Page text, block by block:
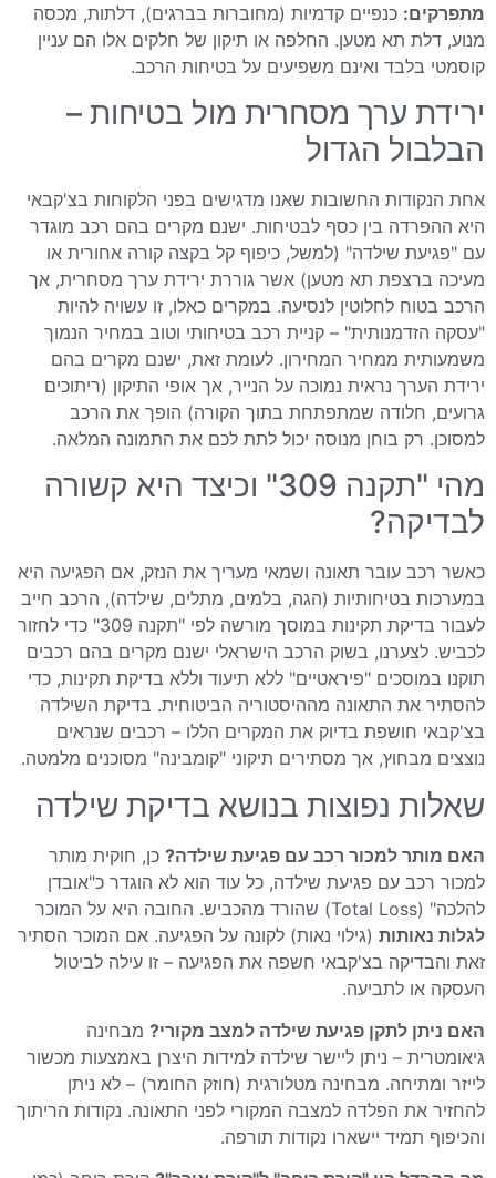
מתפרקים: כנפיים קדמיות (מחוברות בברגים), דלתות, מכסה
מנוע, דלת תא מטען. החלפה או תיקון של חלקים אלו הם עניין
קוסמטי בלבד ואינם משפיעים על בטיחות הרכב.
ירידת ערך מסחרית מול בטיחות –
הבלבול הגדול
אחת הנקודות החשובות שאנו מדגישים בפני הלקוחות בצ'קבאי
היא ההפרדה בין כסף לבטיחות. ישנם מקרים בהם רכב מוגדר
עם "פגיעת שילדה" (למשל, כיפוף קל בקצה קורה אחורית או
מעיכה ברצפת תא מטען) אשר גוררת ירידת ערך מסחרית, אך
הרכב בטוח לחלוטין לנסיעה. במקרים כאלו, זו עשויה להיות
"עסקה הזדמנותית" – קניית רכב בטיחותי וטוב במחיר הנמוך
משמעותית ממחיר המחירון. לעומת זאת, ישנם מקרים בהם
ירידת הערך נראית נמוכה על הנייר, אך אופי התיקון (ריתוכים
גרועים, חלודה שמתפתחת בתוך הקורה) הופך את הרכב
למסוכן. רק בוחן מנוסה יכול לתת לכם את התמונה המלאה.
מהי "תקנה 309" וכיצד היא קשורה
לבדיקה?
כאשר רכב עובר תאונה ושמאי מעריך את הנזק, אם הפגיעה היא
במערכות בטיחותיות (הגה, בלמים, מתלים, שילדה), הרכב חייב
לעבור בדיקת תקינות במוסך מורשה לפי "תקנה 309" כדי לחזור
לכביש. לצערנו, בשוק הרכב הישראלי ישנם מקרים בהם רכבים
תוקנו במוסכים "פיראטיים" ללא תיעוד וללא בדיקת תקינות, כדי
להסתיר את התאונה מההיסטוריה הביטוחית. בדיקת השילדה
בצ'קבאי חושפת בדיוק את המקרים הללו – רכבים שנראים
נוצצים מבחוץ, אך מסתירים תיקוני "קומבינה" מסוכנים מלמטה.
שאלות נפוצות בנושא בדיקת שילדה
האם מותר למכור רכב עם פגיעת שילדה? כן, חוקית מותר
למכור רכב עם פגיעת שילדה, כל עוד הוא לא הוגדר כ"אובדן
להלכה" (Total Loss) שהורד מהכביש. החובה היא על המוכר
לגלות נאותות (גילוי נאות) לקונה על הפגיעה. אם המוכר הסתיר
זאת והבדיקה בצ'קבאי חשפה את הפגיעה – זו עילה לביטול
העסקה או לתביעה.
האם ניתן לתקן פגיעת שילדה למצב מקורי? מבחינה
גיאומטרית – ניתן ליישר שילדה למידות היצרן באמצעות מכשור
לייזר ומתיחה. מבחינה מטלורגית (חוזק החומר) – לא ניתן
להחזיר את הפלדה למצבה המקורי לפני התאונה. נקודות הריתוך
והכיפוף תמיד יישארו נקודות תורפה.